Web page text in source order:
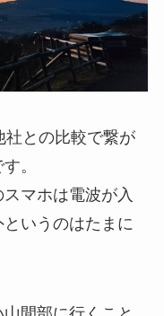
社との比較で繋が
。
マホは電波が入
いうのはたまに